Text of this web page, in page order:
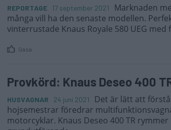
REPORTAGE 17 september 2021
Marknaden
många vill ha den senaste modellen.
vinterrustade Knaus Royale 580 UEG
Gasa
Provkörd: Knaus Deseo 400
HUSVAGNAR 24 juni 2021
Det är lätt att
hojsemestrar föredrar
motorcyklar. Knaus Deseo 400 TR